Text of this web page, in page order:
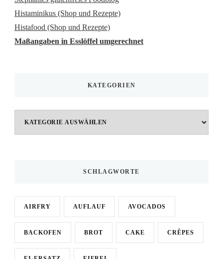
Histaminikus (Shop und Rezepte)
Histafood (Shop und Rezepte)
Maßangaben in Esslöffel umgerechnet
KATEGORIEN
SCHLAGWORTE
AIRFRY AUFLAUF AVOCADOS
BACKOFEN BROT CAKE CRÊPES